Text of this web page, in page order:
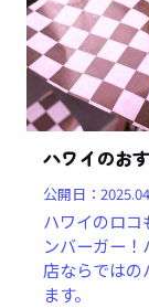
ハワイのお
公開日：
ハワイのロコ
ンバーガー
店ならではの
ます。